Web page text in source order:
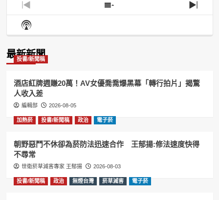
Previous
Episode
Show
Episodes
Next
Show
Podcast
最新新聞
投書/新聞稿
酒店紅牌週賺20萬！AV女優喬喬爆黑幕「轉行拍片」揭驚
人收入差
編輯部 2026-08-05
加熱菸 投書/新聞稿 政治 電子菸
朝野惡鬥不休卻為菸防法迅速合作 王郁揚:修法速度快得
不尋常
世衛菸草減害專家 王郁揚 2026-08-03
投書/新聞稿 政治 無煙台灣 菸草減害 電子菸